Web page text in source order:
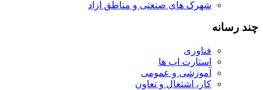
شهرک های صنعتی و مناطق آزاد
چند رسانه
فناوری
استارت اپ ها
آموزشی و عمومی
کار، اشتغال و تعاون